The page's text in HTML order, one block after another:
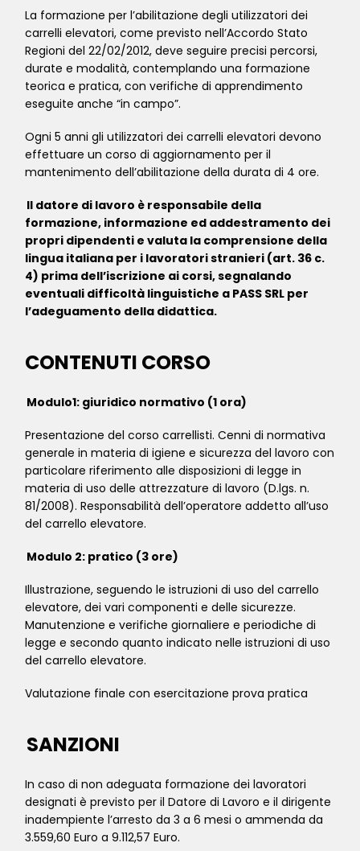
La formazione per l’abilitazione degli utilizzatori dei
carrelli elevatori, come previsto nell’Accordo Stato
Regioni del 22/02/2012, deve seguire precisi percorsi,
durate e modalità, contemplando una formazione
teorica e pratica, con verifiche di apprendimento
eseguite anche “in campo”.
Ogni 5 anni gli utilizzatori dei carrelli elevatori devono
effettuare un corso di aggiornamento per il
mantenimento dell’abilitazione della durata di 4 ore.
Il datore di lavoro è responsabile della
formazione, informazione ed addestramento dei
propri dipendenti e valuta la comprensione della
lingua italiana per i lavoratori stranieri (art. 36 c.
4) prima dell’iscrizione ai corsi, segnalando
eventuali difficoltà linguistiche a PASS SRL per
l’adeguamento della didattica.
CONTENUTI CORSO
Modulo1: giuridico normativo (1 ora)
Presentazione del corso carrellisti. Cenni di normativa
generale in materia di igiene e sicurezza del lavoro con
particolare riferimento alle disposizioni di legge in
materia di uso delle attrezzature di lavoro (D.lgs. n.
81/2008). Responsabilità dell’operatore addetto all’uso
del carrello elevatore.
Modulo 2: pratico (3 ore)
Illustrazione, seguendo le istruzioni di uso del carrello
elevatore, dei vari componenti e delle sicurezze.
Manutenzione e verifiche giornaliere e periodiche di
legge e secondo quanto indicato nelle istruzioni di uso
del carrello elevatore.
Valutazione finale con esercitazione prova pratica
SANZIONI
In caso di non adeguata formazione dei lavoratori
designati è previsto per il Datore di Lavoro e il dirigente
inadempiente l’arresto da 3 a 6 mesi o ammenda da
3.559,60 Euro a 9.112,57 Euro.